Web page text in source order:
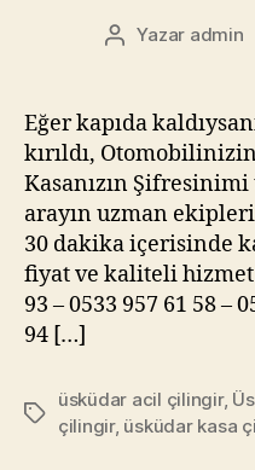
Yazının
Yazar admin
Eğer kapıda
kırıldı,
Kasanızın
arayın uzman
30 dakika içerisinde
fiyat ve kaliteli hizmet
93 – 0533 957 61 58 –
94 […]
Etiketler
üsküdar acil çilingir,
çilingir, üsküdar kasa